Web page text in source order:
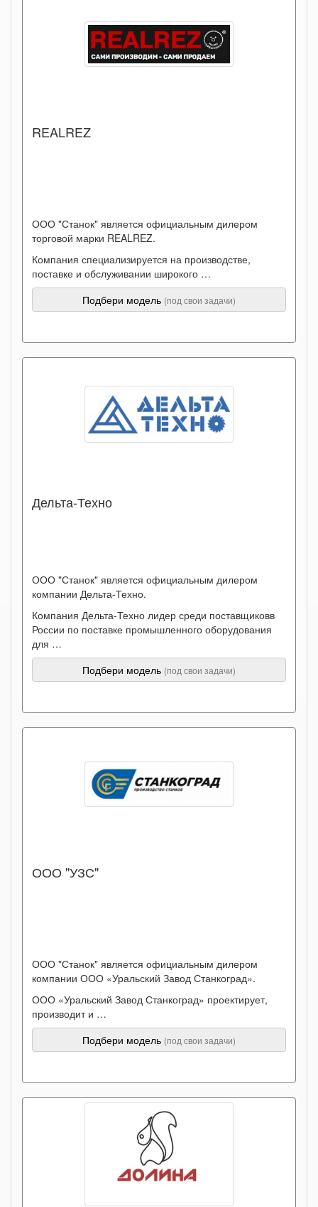
REALREZ
ООО "Станок" является официальным дилером
торговой марки REALREZ.
Компания специализируется на производстве,
поставке и обслуживании широкого …
Подбери модель (под свои задачи)
Дельта-Техно
ООО "Станок" является официальным дилером
компании Дельта-Техно.
Компания Дельта-Техно лидер среди поставщиковв
России по поставке промышленного оборудования
для …
Подбери модель (под свои задачи)
ООО "УЗС"
ООО "Станок" является официальным дилером
компании ООО «Уральский Завод Станкоград».
ООО «Уральский Завод Станкоград» проектирует,
производит и …
Подбери модель (под свои задачи)